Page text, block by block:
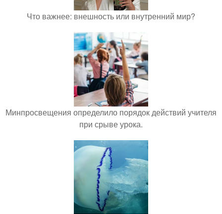
Что важнее: внешность или внутренний мир?
Минпросвещения определило порядок действий учителя
при срыве урока.